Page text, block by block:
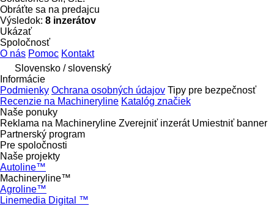
Obráťte sa na predajcu
Výsledok: 8 inzerátov
Ukázať
Spoločnosť
O nás Pomoc Kontakt
Slovensko / slovenský
Informácie
Podmienky Ochrana osobných údajov Tipy pre bezpečnosť
Recenzie na Machineryline Katalóg značiek
Naše ponuky
Reklama na Machineryline Zverejniť inzerát Umiestniť banner
Partnerský program
Pre spoločnosti
Naše projekty
Autoline™
Machineryline™
Agroline™
Linemedia Digital ™